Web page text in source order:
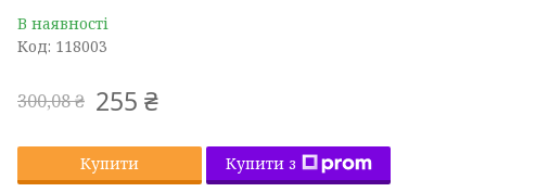
В наявності
Код: 118003
300,08 ₴ 255 ₴
Купити
Купити з